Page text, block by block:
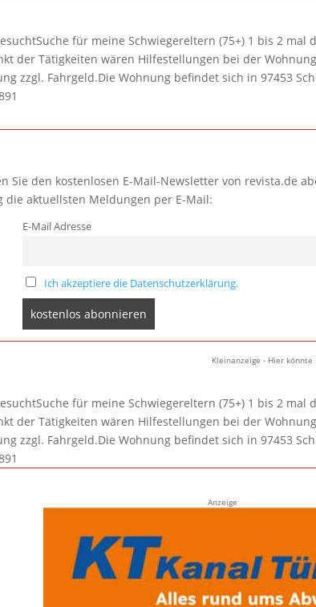
für meine Schwiegereltern (75+) 1 bis 2 mal
der Tätigkeiten wären Hilfestellungen bei der
zzgl. Fahrgeld.Die Wohnung befindet sich in 97453
Sie den kostenlosen E-Mail-Newsletter von revista.de
die aktuellsten Meldungen per E-Mail:
E-Mail Adresse
Ich akzeptiere die Datenschutzerklärung.
Kleinanzeige - Hier
für meine Schwiegereltern (75+) 1 bis 2 mal
der Tätigkeiten wären Hilfestellungen bei der
zzgl. Fahrgeld.Die Wohnung befindet sich in 97453
Anzeige